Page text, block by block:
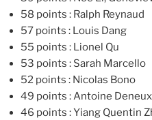
58 points : Ralph Reynaud
57 points : Louis Dang
55 points : Lionel Qu
53 points : Sarah Marcello
52 points : Nicolas Bono
49 points : Antoine Deneux
46 points : Yiang Quentin